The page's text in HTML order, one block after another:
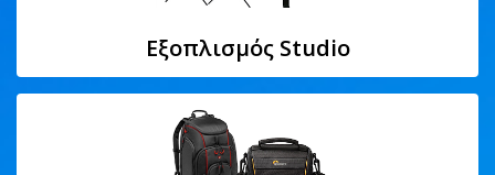
Εξοπλισμός Studio